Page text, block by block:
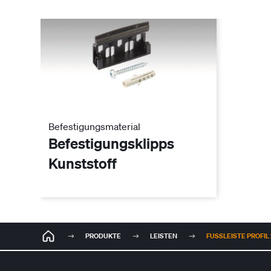
Befestigungsmaterial
Befestigungsklipps
Kunststoff
PRODUKTE LEISTEN FUSSLEISTE PROFIL